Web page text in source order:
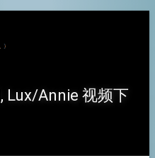
Lux/Annie 视频下